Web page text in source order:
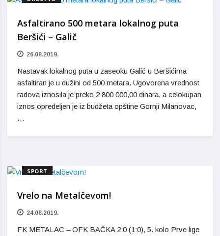
Asfaltirano 500 metara lokalnog puta
Beršići – Galič
26.08.2019.
Nastavak lokalnog puta u zaseoku Galič u Beršićima
asfaltiran je u dužini od 500 metara. Ugovorena vrednost
radova iznosila je preko 2 800 000,00 dinara, a celokupan
iznos opredeljen je iz budžeta opštine Gornji Milanovac,
…
SPORT
Vrelo na Metalčevom!
24.08.2019.
FK METALAC – OFK BAČKA 2:0 (1:0), 5. kolo Prve lige